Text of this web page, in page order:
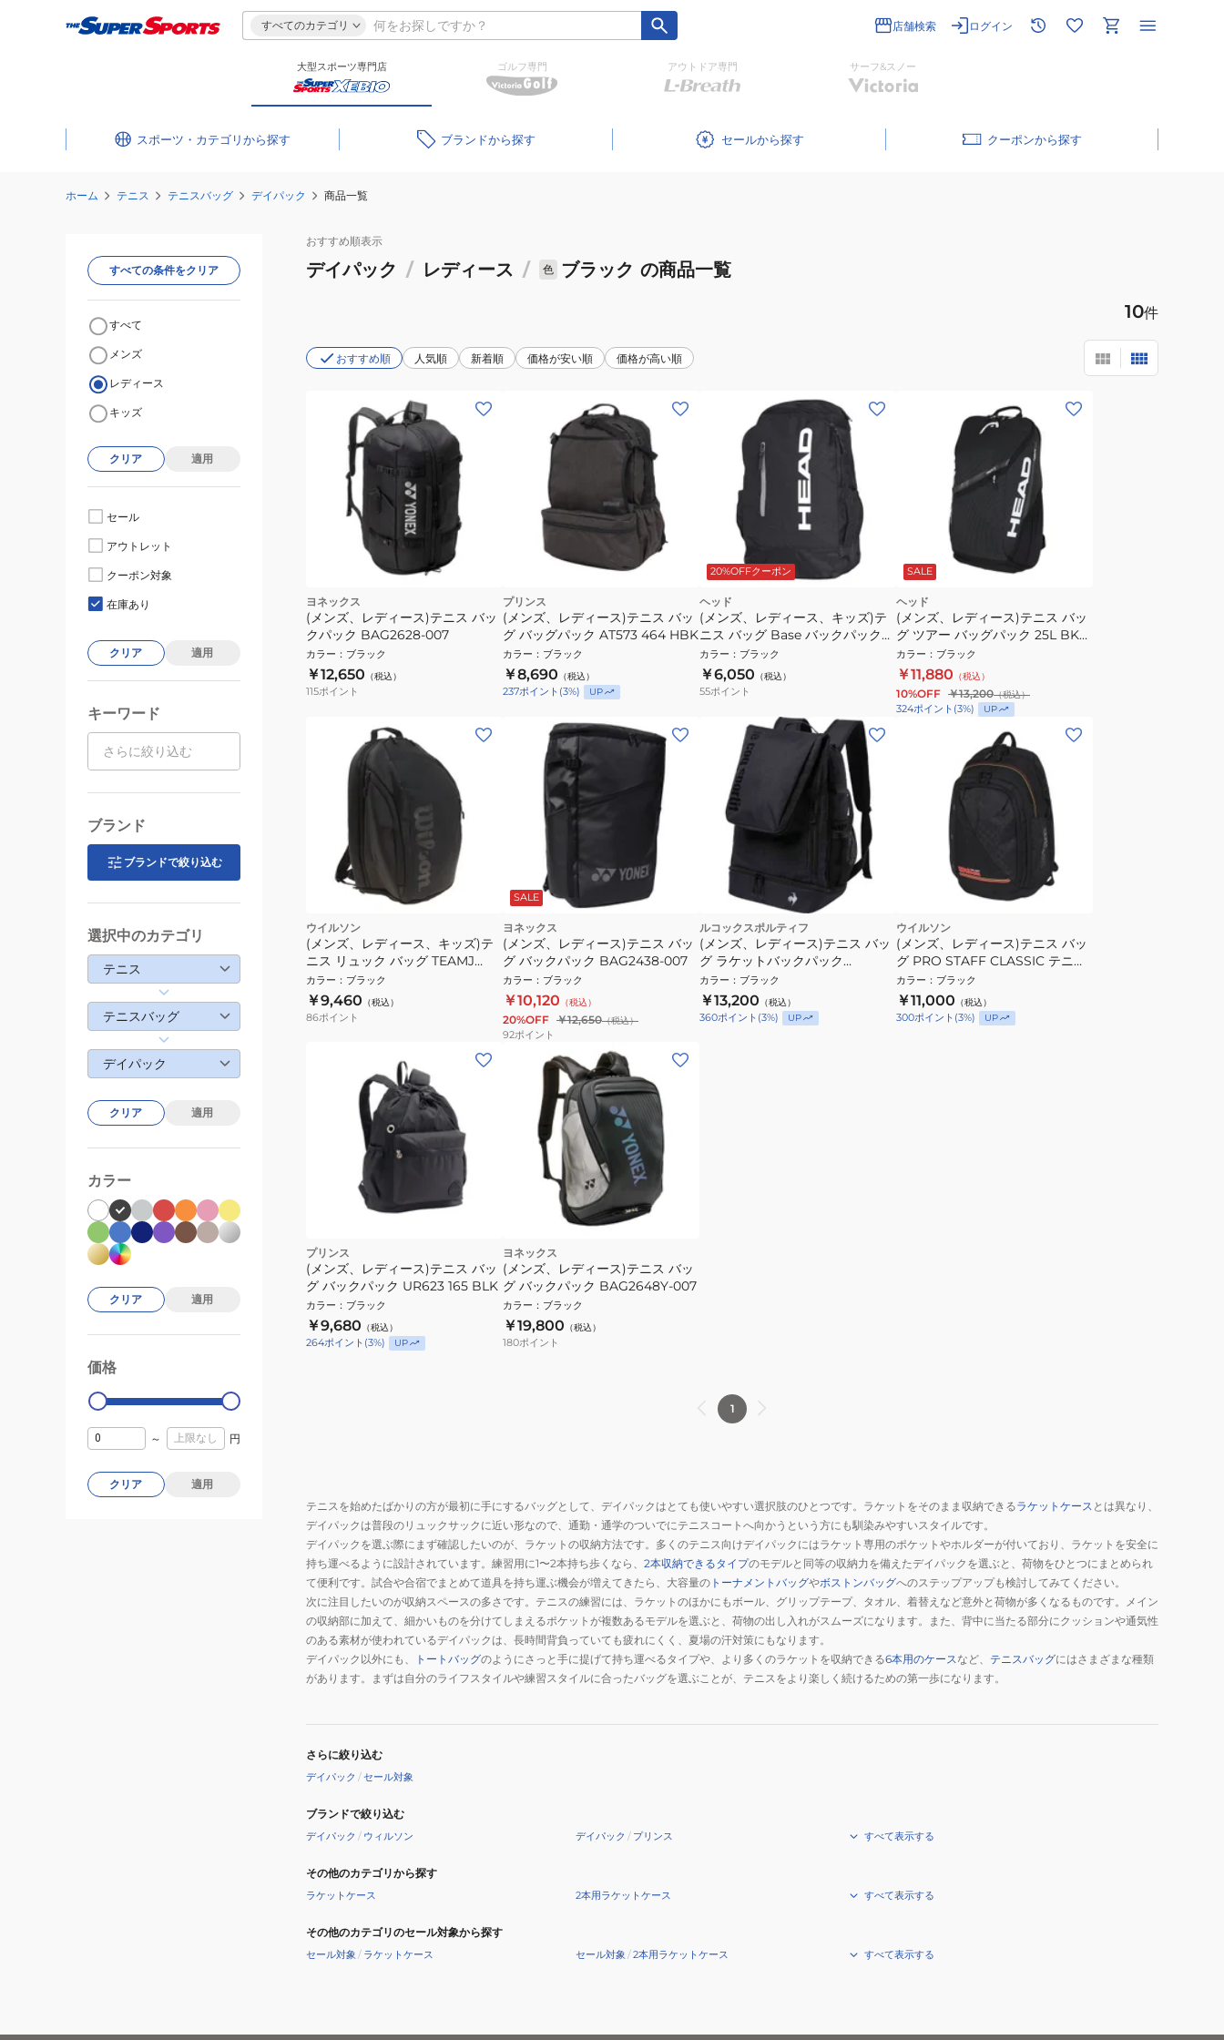
すべてのカテゴリ 店舗検索 ログイン
大型スポーツ専門店 ゴルフ専門 アウトドア専門 サーフ&スノー
スポーツ・カテゴリ ブランド セール クーポン
ホーム テニス テニスバッグ デイパック 商品一覧
おすすめ順表示
デイパック / レディース / 色 ブラック の商品一覧
10件
おすすめ順 人気順 新着順 価格が安い順 価格が高い順
ヨネックス
(メンズ、レディース)テニス バッ
クパック BAG2628-007
カラー ： ブラック
￥12,650 （税込）
115ポイント
プリンス
(メンズ、レディース)テニス バッ
グ バッグパック AT573 464 HBK
カラー ： ブラック
￥8,690 （税込）
237ポイント (3%) UP
20%OFFクーポン
ヘッド
(メンズ、レディース、キッズ)テ
ニス バッグ Base バックパック
17L 261235 BK
カラー ： ブラック
￥6,050 （税込）
55ポイント
SALE
ヘッド
(メンズ、レディース)テニス バッ
グ ツアー バッグパック 25L BK
260246
カラー ： ブラック
￥11,880 （税込）
10%OFF ￥13,200（税込）
324ポイント (3%) UP
ウイルソン
(メンズ、レディース、キッズ)テ
ニス リュック バッグ TEAMJ
BACKPACK BLK
WR8021701001
カラー ： ブラック
￥9,460 （税込）
86ポイント
SALE
ヨネックス
(メンズ、レディース)テニス バッ
グ バックパック BAG2438-007
カラー ： ブラック
￥10,120 （税込）
20%OFF ￥12,650（税込）
92ポイント
ルコックスポルティフ
(メンズ、レディース)テニス バッ
グ ラケットバックパック
LN6SBP12U BK00
カラー ： ブラック
￥13,200 （税込）
360ポイント (3%) UP
ウイルソン
(メンズ、レディース)テニス バッ
グ PRO STAFF CLASSIC テニス
バックパック WR8051901001
カラー ： ブラック
￥11,000 （税込）
300ポイント (3%) UP
プリンス
(メンズ、レディース)テニス バッ
グ バックパック UR623 165 BLK
カラー ： ブラック
￥9,680 （税込）
264ポイント (3%) UP
ヨネックス
(メンズ、レディース)テニス バッ
グ バックパック BAG2648Y-007
カラー ： ブラック
￥19,800 （税込）
180ポイント
1
テニスを始めたばかりの方が最初に手にするバッグとして、デイパックはとても使いやすい選択肢のひとつです。ラケットをそのまま収納できるラケットケース とは異なり、
デイパックは普段のリュックサックに近い形なので、通勤・通学のついでにテニスコートへ向かうという方にも馴染みやすいスタイルです。
デイパックを選ぶ際にまず確認したいのが、ラケットの収納方法です。多くのテニス向けデイパックにはラケット専用のポケットやホルダーが付いており、ラケットを安全に
持ち運べるように設計されています。練習用に1〜2本持ち歩くなら、 2本収納できるタイプのモデルと同等の収納力を備えたデイパックを選ぶと、荷物をひとつにまとめられ
て便利です。試合や合宿でまとめて道具を持ち運ぶ機会が増えてきたら、大容量の トーナメントバッグやボストンバッグへのステップアップも検討してみてください。
次に注目したいのが収納スペースの多さです。テニスの練習には、ラケットのほかにもボール、グリップテープ、タオル、着替えなど意外と荷物が多くなるものです。メイン
の収納部に加えて、細かいものを分けてしまえるポケットが複数あるモデルを選ぶと、荷物の出し入れがスムーズになります。また、背中に当たる部分にクッションや通気性
のある素材が使われているデイパックは、長時間背負っていても疲れにくく、夏場の汗対策にもなります。
デイパック以外にも、
トートバッグのようにさっと手に提げて持ち運べるタイプや、より多くのラケットを収納できる6本用のケース など、 テニスバッグにはさまざまな種類
があります。まずは自分のライフスタイルや練習スタイルに合ったバッグを選ぶことが、テニスをより楽しく続けるための第一歩になります。
さらに絞り込む
デイパック /セール対象
ブランドで絞り込む
デイパック / ウィルソン デイパック / プリンス すべて表示する
その他のカテゴリから探す
ラケットケース 2本用ラケットケース すべて表示する
その他のカテゴリのセール対象から探す
セール対象 / ラケットケース セール対象 /2本用ラケットケース すべて表示する
すべての条件をクリア
すべて
メンズ
レディース
キッズ
クリア 適用
セール
アウトレット
クーポン対象
在庫あり
クリア 適用
キーワード
ブランド
ブランドで絞り込む
選択中のカテゴリ
テニス
テニスバッグ
デイパック
クリア 適用
カラー
クリア 適用
価格
0
～ 円
クリア 適用